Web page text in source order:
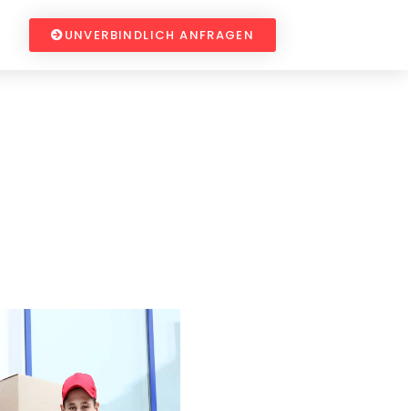
UNVERBINDLICH ANFRAGEN